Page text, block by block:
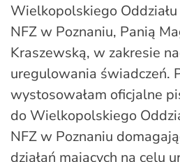
Wielkopolskiego
NFZ w Poznaniu, Panią
Kraszewską, w zakresie
uregulowania świadczeń.
wystosowałam oficjalne
do Wielkopolskiego
NFZ w Poznaniu
działań mających na celu